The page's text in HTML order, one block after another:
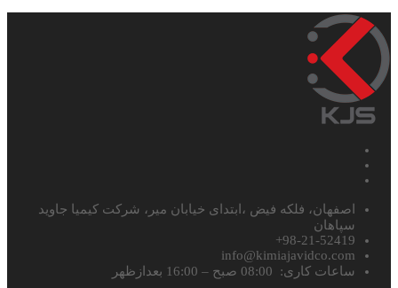
اصفهان، فلکه فیض ،ابتدای خیابان میر، شرکت کیمیا جاوید
سپاهان
98-21-52419+
info@kimiajavidco.com
ساعات کاری: 08:00 صبح – 16:00 بعدازظهر